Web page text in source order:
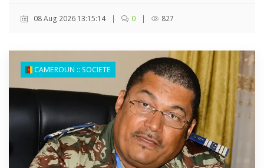
08 Aug 2026 13:15:14 | 0 | 827
CAMEROUN :: SOCIETE